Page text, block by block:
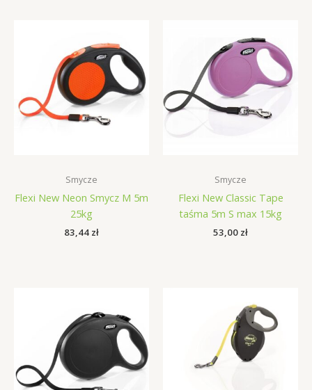
Smycze
Flexi New Neon Smycz M 5m
25kg
83,44 zł
Smycze
Flexi New Classic Tape
taśma 5m S max 15kg
53,00 zł